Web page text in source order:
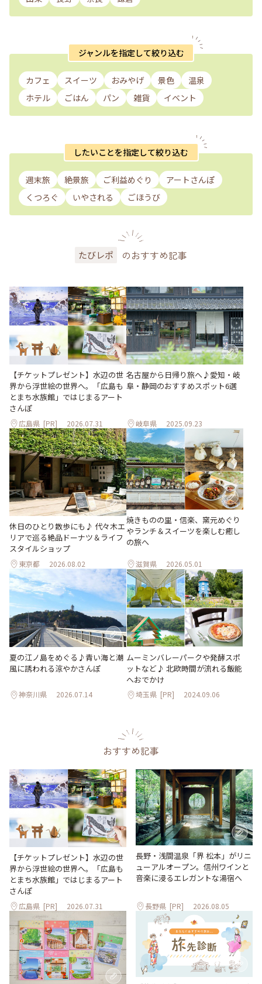
ジャンルを指定して絞り込む
カフェ スイーツ おみやげ 景色
温泉
ホテル
ごはん パン 雑貨 イベント
したいことを指定して絞り込む
週末旅 絶景旅 ご利益めぐり
アートさんぽ
くつろぐ
いやされる ごほうび
たびレポ のおすすめ記事
【チケットプレゼント】水辺の世
界から浮世絵の世界へ。「広島も
とまち水族館」ではじまるアート
さんぽ
広島県 [PR] 2026.07.31
名古屋から日帰り旅へ♪愛知・岐
阜・静岡のおすすめスポット6選
岐阜県 2025.09.23
休日のひとり散歩にも♪ 代々木エ
リアで巡る絶品ドーナツ＆ライフ
スタイルショップ
東京都 2026.08.02
焼きものの里・信楽、窯元めぐり
やランチ＆スイーツを楽しむ癒し
の旅へ
滋賀県 2026.05.01
夏の江ノ島をめぐる♪青い海と潮
風に誘われる涼やかさんぽ
神奈川県 2026.07.14
ムーミンバレーパークや発酵スポ
ットなど♪ 北欧時間が流れる飯能
へおでかけ
埼玉県 [PR] 2024.09.06
おすすめ記事
【チケットプレゼント】水辺の世
界から浮世絵の世界へ。「広島も
とまち水族館」ではじまるアート
さんぽ
広島県 [PR] 2026.07.31
長野・浅間温泉「界 松本」がリニ
ューアルオープン。信州ワインと
音楽に浸るエレガントな湯宿へ
長野県 [PR] 2026.08.05